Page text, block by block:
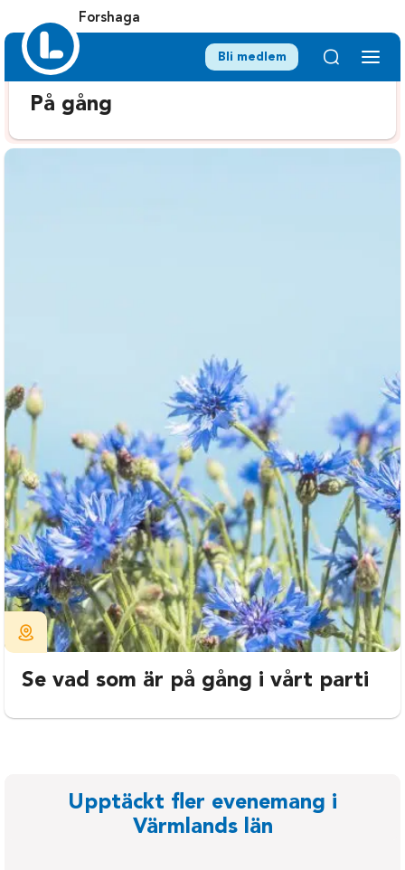
Forshaga
Bli medlem
På gång
Se vad som är på gång i vårt parti
Upptäckt fler evenemang i
Värmlands län